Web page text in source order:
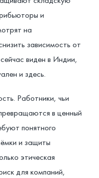
и
на
зависимость от
виден в Индии,
и здесь.
Работники, чьи
в ценный
понятного
и защиты
этическая
для компаний,